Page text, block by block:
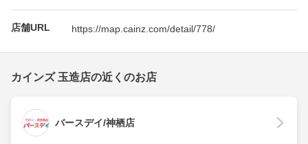
店舗URL https://map.cainz.com/detail/778/
カインズ 玉造店の近くのお店
バースデイ/神栖店